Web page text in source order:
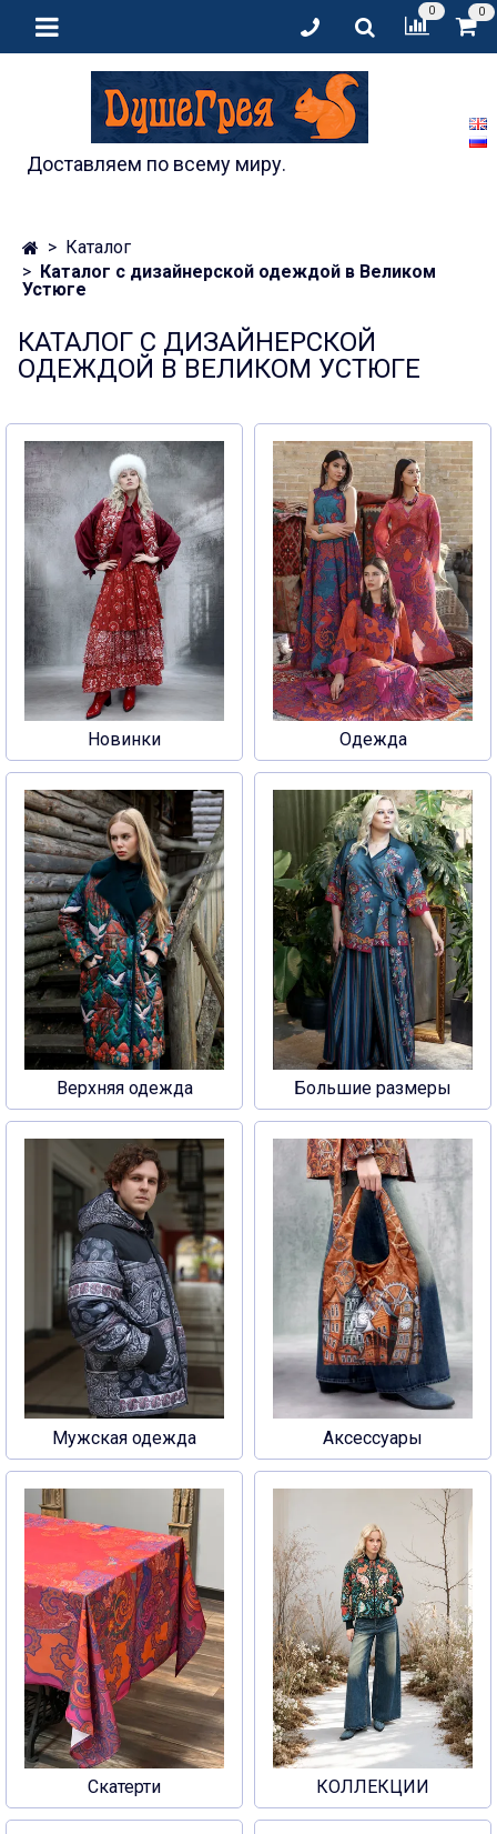
0 0
Доставляем по всему миру.
Каталог
Каталог с дизайнерской одеждой в Великом
Устюге
КАТАЛОГ С ДИЗАЙНЕРСКОЙ
ОДЕЖДОЙ В ВЕЛИКОМ УСТЮГЕ
Новинки Одежда
Верхняя одежда Большие размеры
Мужская одежда Аксессуары
Скатерти КОЛЛЕКЦИИ